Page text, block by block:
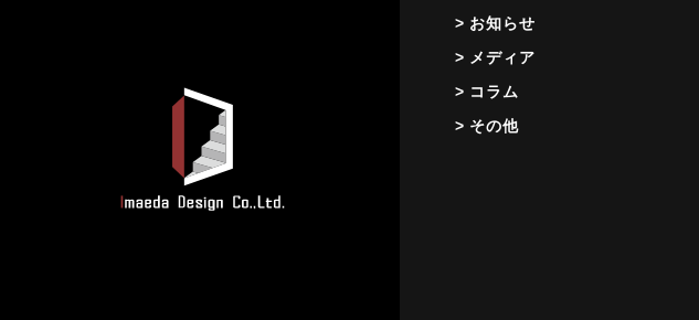
> お知らせ
> メディア
> コラム
> その他